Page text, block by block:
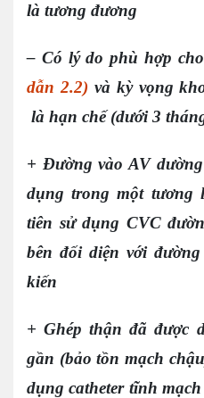
là tương đương
– Có lý do phù hợp
dẫn 2.2) và kỳ vọng
là hạn chế (dưới 3
+ Đường vào AV
dụng trong một tương
tiên sử dụng CVC
bên đối diện với
kiến
+ Ghép thận đã được
gần (bảo tồn mạch
dụng catheter tĩnh